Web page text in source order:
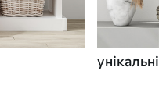
унікальні